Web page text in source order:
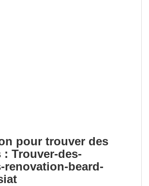
pour trouver des
: Trouver-des-
renovation-beard-